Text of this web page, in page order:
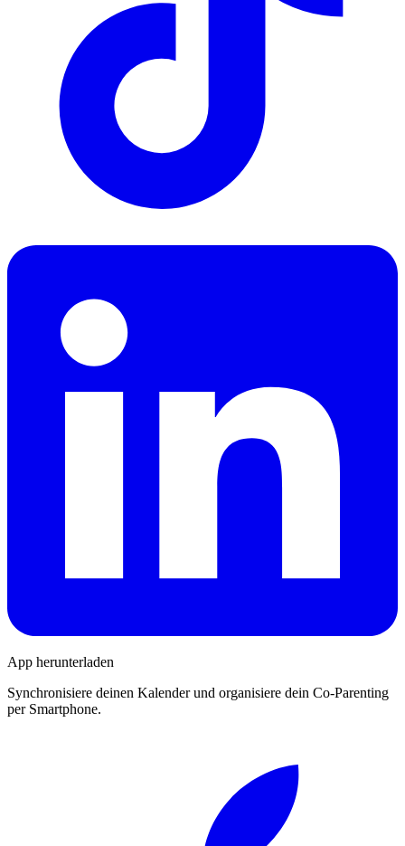
App herunterladen
Synchronisiere deinen Kalender und organisiere dein Co-Parenting
per Smartphone.